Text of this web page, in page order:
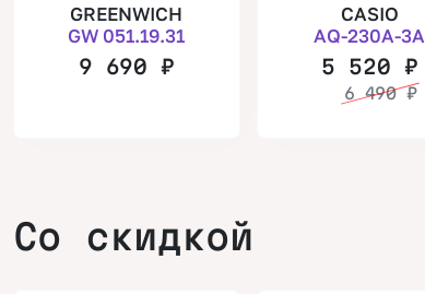
GREENWICH
GW 051.19.31
9 690₽
CASIO
AQ-230A-3A
5 520 ₽
6 490₽
Со скидкой